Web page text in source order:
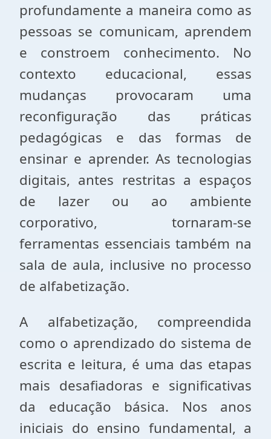
profundamente a maneira como as
pessoas se comunicam, aprendem
e constroem conhecimento. No
contexto educacional, essas
mudanças provocaram uma
reconfiguração das práticas
pedagógicas e das formas de
ensinar e aprender. As tecnologias
digitais, antes restritas a espaços
de lazer ou ao ambiente
corporativo, tornaram-se
ferramentas essenciais também na
sala de aula, inclusive no processo
de alfabetização.
A alfabetização, compreendida
como o aprendizado do sistema de
escrita e leitura, é uma das etapas
mais desafiadoras e significativas
da educação básica. Nos anos
iniciais do ensino fundamental, a